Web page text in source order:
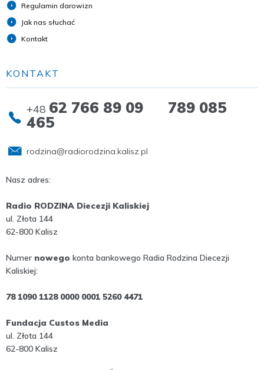
Regulamin darowizn
Jak nas słuchać
Kontakt
KONTAKT
+48 62 766 89 09 789 085
465
rodzina@radiorodzina.kalisz.pl
Nasz adres:
Radio RODZINA Diecezji Kaliskiej
ul. Złota 144
62-800 Kalisz
Numer nowego konta bankowego Radia Rodzina Diecezji
Kaliskiej:
78 1090 1128 0000 0001 5260 4471
Fundacja Custos Media
ul. Złota 144
62-800 Kalisz